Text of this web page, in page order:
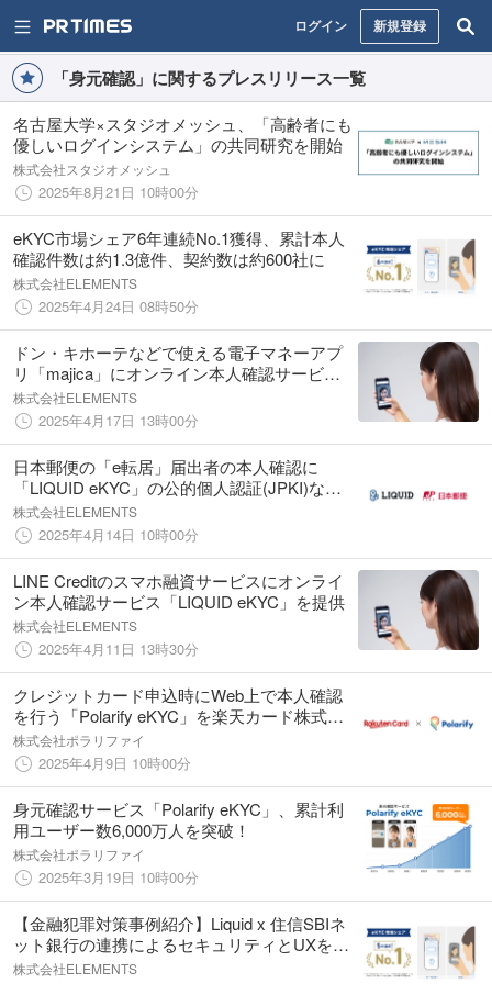
ログイン 新規登録
「身元確認」に関するプレスリリース一覧
名古屋大学×スタジオメッシュ、「高齢者にも
優しいログインシステム」の共同研究を開始
株式会社スタジオメッシュ
2025年8月21日 10時00分
eKYC市場シェア6年連続No.1獲得、累計本人
確認件数は約1.3億件、契約数は約600社に
株式会社ELEMENTS
2025年4月24日 08時50分
ドン・キホーテなどで使える電子マネーアプ
リ「majica」にオンライン本人確認サービス
「LIQUID eKYC」を導入
株式会社ELEMENTS
2025年4月17日 13時00分
日本郵便の「e転居」届出者の本人確認に
「LIQUID eKYC」の公的個人認証(JPKI)など
提供
株式会社ELEMENTS
2025年4月14日 10時00分
LINE Creditのスマホ融資サービスにオンライ
ン本人確認サービス「LIQUID eKYC」を提供
株式会社ELEMENTS
2025年4月11日 13時30分
クレジットカード申込時にWeb上で本人確認
を行う「Polarify eKYC」を楽天カード株式会
社に導入
株式会社ポラリファイ
2025年4月9日 10時00分
身元確認サービス「Polarify eKYC」、累計利
用ユーザー数6,000万人を突破！
株式会社ポラリファイ
2025年3月19日 10時00分
【金融犯罪対策事例紹介】Liquid x 住信SBIネ
ット銀行の連携によるセキュリティとUXを両
立する身元確認・当人認証事例（無料ウェビ
株式会社ELEMENTS